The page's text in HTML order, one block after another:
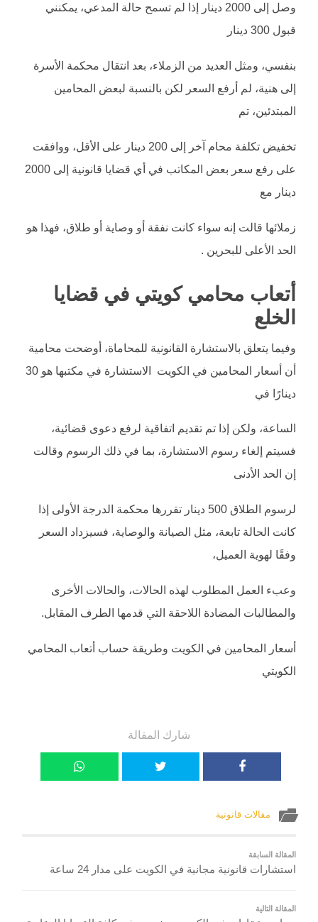
وصل إلى 2000 دينار إذا لم تسمح حالة المدعي، يمكنني
قبول 300 دينار
بنفسي، ومثل العديد من الزملاء، بعد انتقال محكمة الأسرة
إلى هنية، لم أرفع السعر لكن بالنسبة لبعض المحامين
المبتدئين، تم
تخفيض تكلفة محام آخر إلى 200 دينار على الأقل، ووافقت
على رفع سعر بعض المكاتب في أي قضايا قانونية إلى 2000
دينار مع
زملائها قالت إنه سواء كانت نفقة أو وصاية أو طلاق، فهذا هو
الحد الأعلى للبحرين .
أتعاب محامي كويتي في قضايا
الخلع
وفيما يتعلق بالاستشارة القانونية للمحاماة، أوضحت محامية
أن أسعار المحامين في الكويت الاستشارة في مكتبها هو 30
دينارًا في
الساعة، ولكن إذا تم تقديم اتفاقية لرفع دعوى قضائية،
فسيتم إلغاء رسوم الاستشارة، بما في ذلك الرسوم وقالت
إن الحد الأدنى
لرسوم الطلاق 500 دينار تقررها محكمة الدرجة الأولى إذا
كانت الحالة تابعة، مثل الصيانة والوصاية، فسيزداد السعر
وفقًا لهوية العميل،
وعبء العمل المطلوب لهذه الحالات، والحالات الأخرى
والمطالبات المضادة اللاحقة التي قدمها الطرف المقابل.
أسعار المحامين في الكويت وطريقة حساب أتعاب المحامي
الكويتي
شارك المقالة
مقالات قانونية
المقالة السابقة
استشارات قانونية مجانية في الكويت على مدار 24 ساعة
المقالة التالية